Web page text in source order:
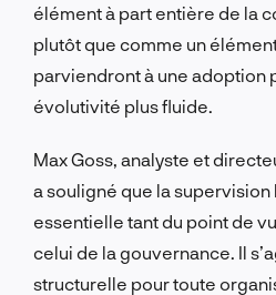
élément à part entière de la
plutôt que comme un
parviendront à une adoption
évolutivité plus fluide.
Max Goss, analyste et
a souligné que la supervision
essentielle tant du point de
celui de la gouvernance. Il
structurelle pour toute